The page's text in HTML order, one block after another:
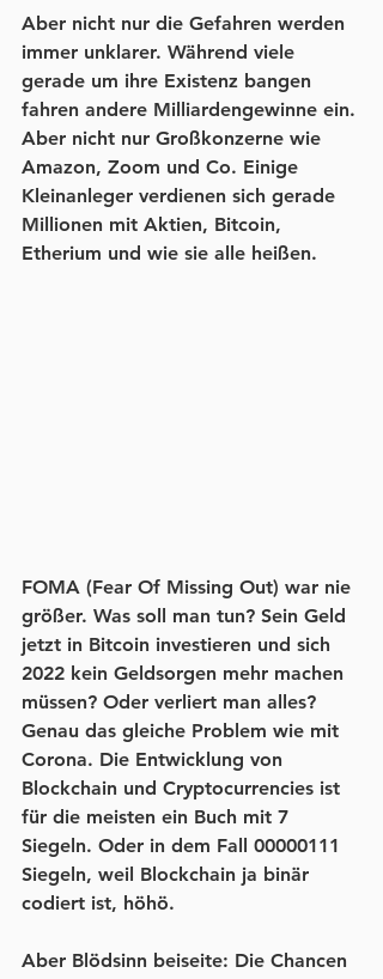
Aber nicht nur die Gefahren werden
immer unklarer. Während viele
gerade um ihre Existenz bangen
fahren andere Milliardengewinne ein.
Aber nicht nur Großkonzerne wie
Amazon, Zoom und Co. Einige
Kleinanleger verdienen sich gerade
Millionen mit Aktien, Bitcoin,
Etherium und wie sie alle heißen.
FOMA (Fear Of Missing Out) war nie
größer. Was soll man tun? Sein Geld
jetzt in Bitcoin investieren und sich
2022 kein Geldsorgen mehr machen
müssen? Oder verliert man alles?
Genau das gleiche Problem wie mit
Corona. Die Entwicklung von
Blockchain und Cryptocurrencies ist
für die meisten ein Buch mit 7
Siegeln. Oder in dem Fall 00000111
Siegeln, weil Blockchain ja binär
codiert ist, höhö.
Aber Blödsinn beiseite: Die Chancen